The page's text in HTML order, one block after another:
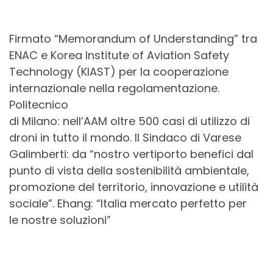
Firmato “Memorandum of Understanding” tra
ENAC e Korea Institute of Aviation Safety
Technology (KIAST) per la cooperazione
internazionale nella regolamentazione.
Politecnico
di Milano: nell’AAM oltre 500 casi di utilizzo di
droni in tutto il mondo. Il Sindaco di Varese
Galimberti: da “nostro vertiporto benefici dal
punto di vista della sostenibilità ambientale,
promozione del territorio, innovazione e utilità
sociale”. Ehang: “Italia mercato perfetto per
le nostre soluzioni”